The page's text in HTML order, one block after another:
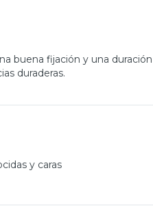
buena fijación y una
duraderas.
y caras